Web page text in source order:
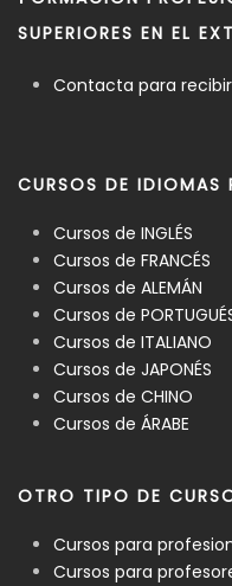
SUPERIORES EN EL
Contacta para
CURSOS DE IDIOMAS
Cursos de INGLÉS
Cursos de FRANCÉS
Cursos de ALEMÁN
Cursos de
Cursos de ITALIANO
Cursos de JAPONÉS
Cursos de CHINO
Cursos de ÁRABE
OTRO TIPO DE
Cursos para
Cursos para